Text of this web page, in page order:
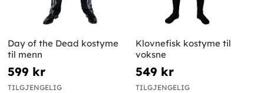
Day of the Dead kostyme
til menn
599 kr
TILGJENGELIG
Klovnefisk kostyme til
voksne
549 kr
TILGJENGELIG